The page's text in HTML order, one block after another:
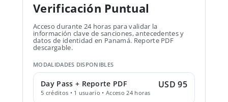
Verificación Puntual
Acceso durante 24 horas para validar la
información clave de sanciones, antecedentes y
datos de identidad en Panamá. Reporte PDF
descargable.
MODALIDADES DISPONIBLES
Day Pass + Reporte PDF
5 créditos • 1 usuario • Acceso 24 horas
USD 95